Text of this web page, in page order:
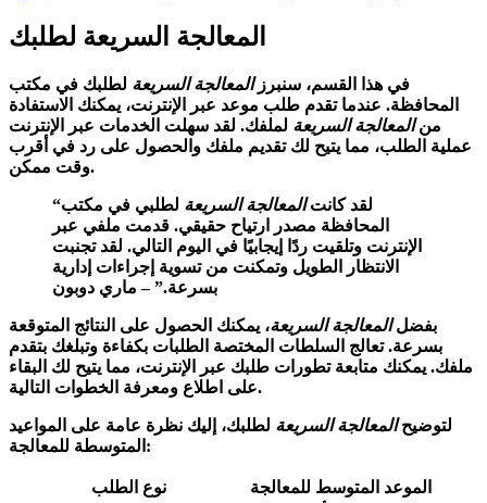
المعالجة السريعة لطلبك
في هذا القسم، سنبرزالمعالجة السريعة لطلبك في مكتب
المحافظة. عندما تقدم طلب موعد عبر الإنترنت، يمكنك الاستفادة
منالمعالجة السريعة لملفك. لقد سهلت الخدمات عبر الإنترنت
عملية الطلب، مما يتيح لك تقديم ملفك والحصول على رد في أقرب
وقت ممكن.
“لقد كانتالمعالجة السريعة لطلبي في مكتب
المحافظة مصدر ارتياح حقيقي. قدمت ملفي عبر
الإنترنت وتلقيت ردًا إيجابيًا في اليوم التالي. لقد تجنبت
الانتظار الطويل وتمكنت من تسوية إجراءات إدارية
بسرعة.” – ماري دوبون
بفضلالمعالجة السريعة، يمكنك الحصول على النتائج المتوقعة
بسرعة. تعالج السلطات المختصة الطلبات بكفاءة وتبلغك بتقدم
ملفك. يمكنك متابعة تطورات طلبك عبر الإنترنت، مما يتيح لك البقاء
على اطلاع ومعرفة الخطوات التالية.
لتوضيحالمعالجة السريعة لطلبك، إليك نظرة عامة على المواعيد
المتوسطة للمعالجة:
نوع الطلب
الموعد المتوسط للمعالجة